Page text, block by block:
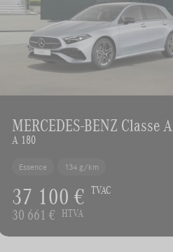
MERCEDES-BENZ Classe A
A 180
Essence 134 g/km
37 100 € TVAC
30 661 € HTVA